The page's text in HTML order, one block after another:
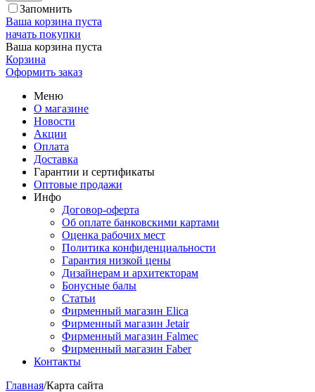
Запомнить
Ваша корзина пуста
начать покупки
Ваша корзина пуста
Корзина
Оформить заказ
Меню
О магазине
Новости
Акции
Оплата
Доставка
Гарантии и сертификаты
Оптовые продажи
Инфо
Договор-оферта
Об оплате банковскими картами
Оценка рабочих мест
Политика конфиденциальности
Гарантия низкой цены
Дизайнерам и архитекторам
Бонусные балы
Статьи
Фирменный магазин Elica
Фирменный магазин Jetair
Фирменный магазин Falmec
Фирменный магазин Faber
Контакты
Главная/Карта сайта